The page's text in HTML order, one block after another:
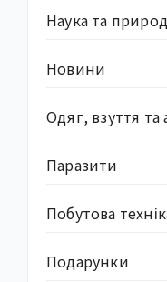
Наука та
Новини
Одяг, взуття та
Паразити
Побутова
Подарунки